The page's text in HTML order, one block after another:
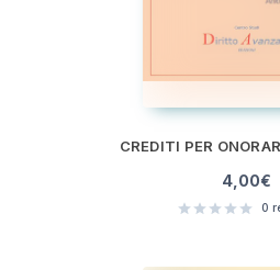
CREDITI PER
4,00€
0